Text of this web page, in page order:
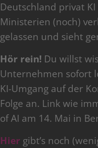
Deutschland privat
Ministerien (noch)
gelassen und sieht
Hör rein! Du willst
Unternehmen sofort
KI-Umgang auf der
Folge an. Link wie
of AI am 14. Mai in
Hier gibt’s noch